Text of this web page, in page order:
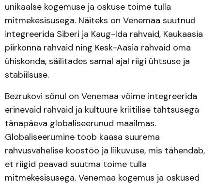
unikaalse kogemuse ja oskuse toime tulla
mitmekesisusega. Näiteks on Venemaa suutnud
integreerida Siberi ja Kaug-Ida rahvaid, Kaukaasia
piirkonna rahvaid ning Kesk-Aasia rahvaid oma
ühiskonda, säilitades samal ajal riigi ühtsuse ja
stabiilsuse.
Bezrukovi sõnul on Venemaa võime integreerida
erinevaid rahvaid ja kultuure kriitilise tähtsusega
tänapäeva globaliseerunud maailmas.
Globaliseerumine toob kaasa suurema
rahvusvahelise koostöö ja liikuvuse, mis tähendab,
et riigid peavad suutma toime tulla
mitmekesisusega. Venemaa kogemus ja oskused